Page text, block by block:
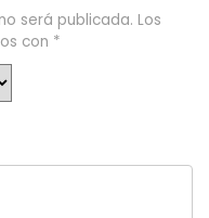
será publicada. Los
con *